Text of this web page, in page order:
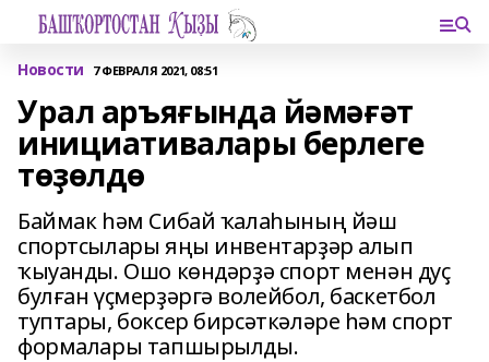
Новости 7 ФЕВРАЛЯ 2021, 08:51
Урал аръяғында йәмәғәт
инициативалары берлеге
төҙөлдө
Баймак һәм Сибай ҡалаһының йәш
спортсылары яңы инвентарҙәр алып
ҡыуанды. Ошо көндәрҙә спорт менән дуҫ
булған үҫмерҙәргә волейбол, баскетбол
туптары, боксер бирсәткәләре һәм спорт
формалары тапшырылды.